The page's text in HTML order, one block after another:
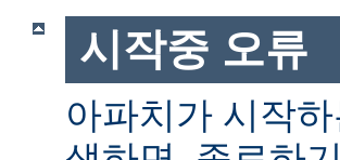
시작중 오류
아파치가 시작